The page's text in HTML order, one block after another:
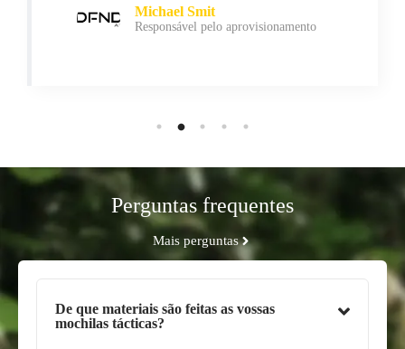
Michael Smit
Responsável pelo aprovisionamento
Perguntas frequentes
Mais perguntas
De que materiais são feitas as vossas
mochilas tácticas?